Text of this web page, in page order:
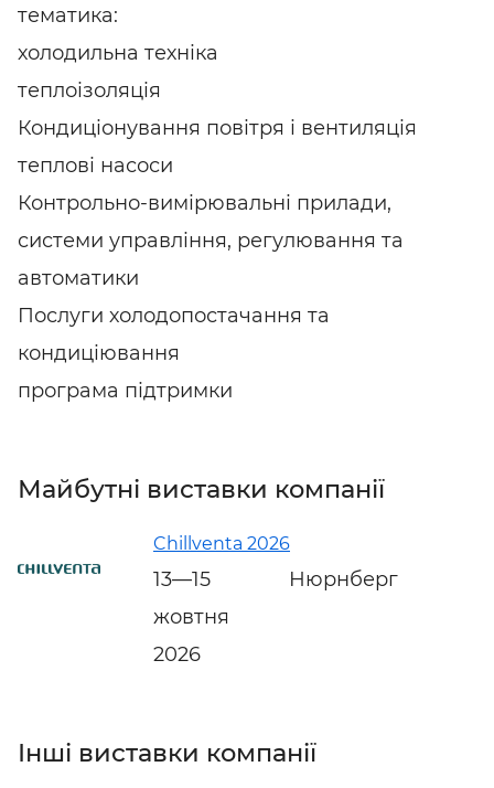
тематика:
холодильна техніка
теплоізоляція
Кондиціонування повітря і вентиляція
теплові насоси
Контрольно-вимірювальні прилади,
системи управління, регулювання та
автоматики
Послуги холодопостачання та
кондиціювання
програма підтримки
Майбутні виставки компанії
Chillventa 2026
13—15
жовтня
2026
Нюрнберг
Інші виставки компанії